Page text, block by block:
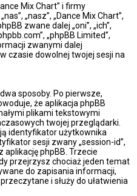
Mix Chart” i firmy
„nasz”, „Dance Mix Chart”,
zwane dalej „oni”, „ich”,
„phpBB Limited”,
zwanymi dalej
czasie dowolnej twojej sesji na
sposoby. Po pierwsze,
że aplikacja phpBB
plikami tekstowymi
twojej przeglądarki.
identyfikator użytkownika
sesji zwany „session-id”,
phpBB. Trzecie
przejrzysz chociaż jeden temat
do zapisania informacji,
i służy do ułatwienia